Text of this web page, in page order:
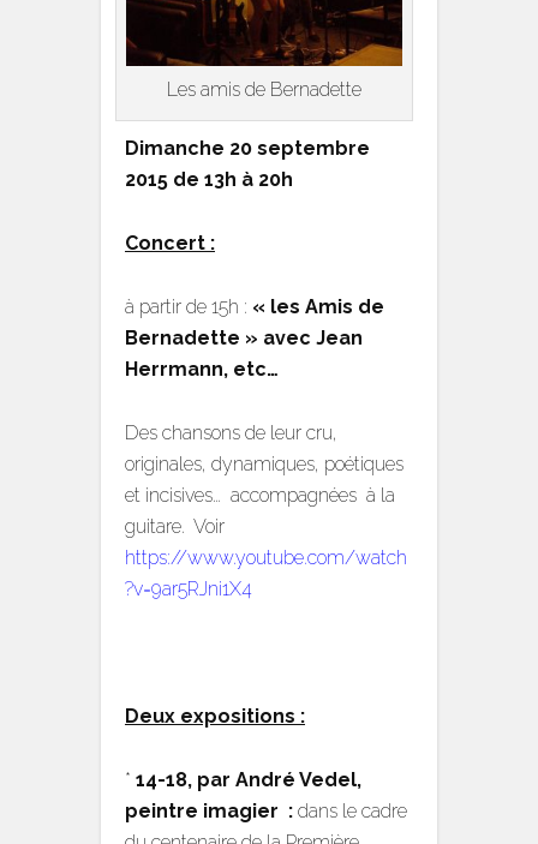
Les amis de Bernadette
Dimanche 20 septembre
2015 de 13h à 20h
Concert :
à partir de 15h : « les Amis de
Bernadette » avec Jean
Herrmann, etc…
Des chansons de leur cru,
originales, dynamiques, poétiques
et incisives… accompagnées à la
guitare. Voir
https://www.youtube.com/watch
?v=9ar5RJni1X4
Deux expositions :
* 14-18, par André Vedel,
peintre imagier : dans le cadre